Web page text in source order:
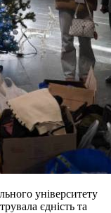
університету
єдність та